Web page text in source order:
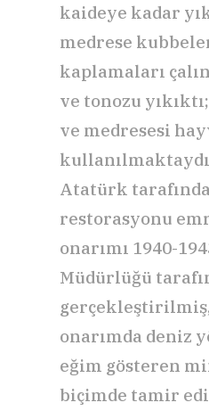
kaideye kadar
medrese
kaplamaları
ve tonozu
ve medresesi
Atatürk
restorasyonu
onarımı 1940-
Müdürlüğü
gerçekleştirilmiş,
onarımda deniz
eğim gösteren
biçimde tamir